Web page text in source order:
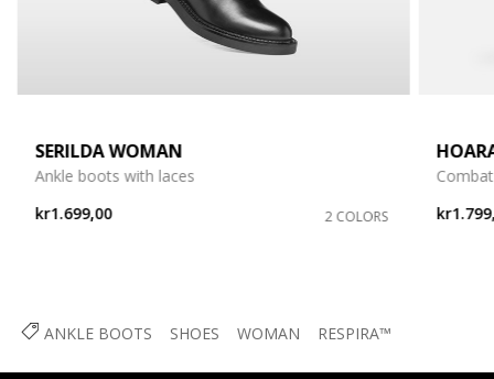
ANKLE BOOTS SHOES WOMAN RESPIRA™
SERILDA WOMAN
Ankle boots with laces
kr1.699,00
2 COLORS